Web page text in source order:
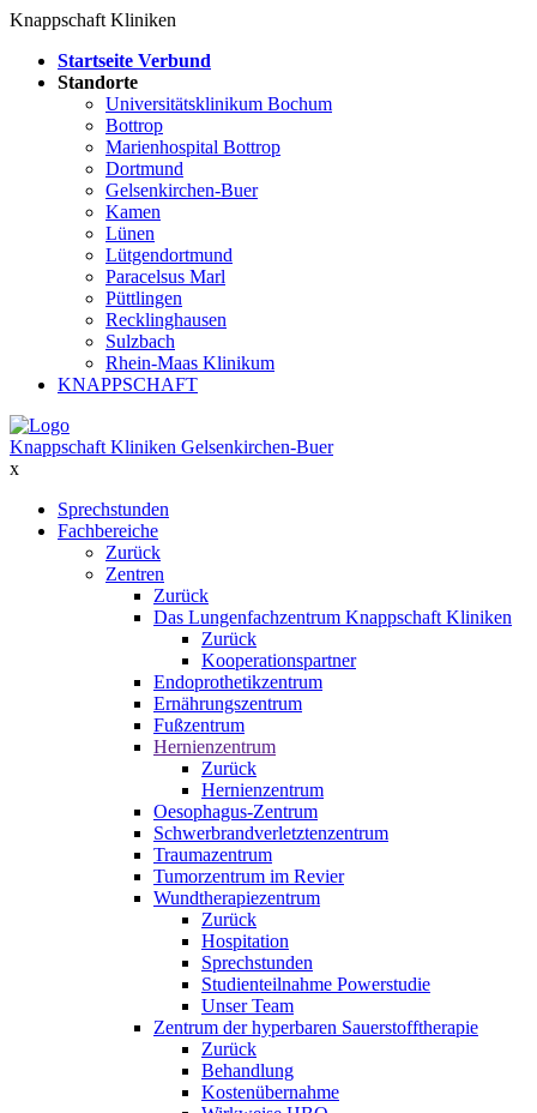
Knappschaft Kliniken
Startseite Verbund
Standorte
Universitätsklinikum Bochum
Bottrop
Marienhospital Bottrop
Dortmund
Gelsenkirchen-Buer
Kamen
Lünen
Lütgendortmund
Paracelsus Marl
Püttlingen
Recklinghausen
Sulzbach
Rhein-Maas Klinikum
KNAPPSCHAFT
Knappschaft Kliniken Gelsenkirchen-Buer
x
Sprechstunden
Fachbereiche
Zurück
Zentren
Zurück
Das Lungenfachzentrum Knappschaft Kliniken
Zurück
Kooperationspartner
Endoprothetikzentrum
Ernährungszentrum
Fußzentrum
Hernienzentrum
Zurück
Hernienzentrum
Oesophagus-Zentrum
Schwerbrandverletztenzentrum
Traumazentrum
Tumorzentrum im Revier
Wundtherapiezentrum
Zurück
Hospitation
Sprechstunden
Studienteilnahme Powerstudie
Unser Team
Zentrum der hyperbaren Sauerstofftherapie
Zurück
Behandlung
Kostenübernahme